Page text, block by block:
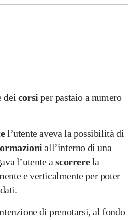
dei corsi per pastaio a numero
l’utente aveva la possibilità di
all’interno di una
l’utente ascorrerela
e verticalmente per poter
di prenotarsi, al fondo